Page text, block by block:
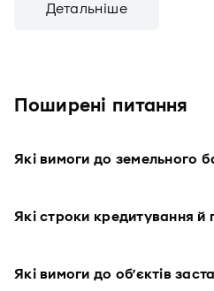
Детальніше
Поширенi питання
Які вимоги до земельного
Які строки кредитування й
Які вимоги до об’єктів